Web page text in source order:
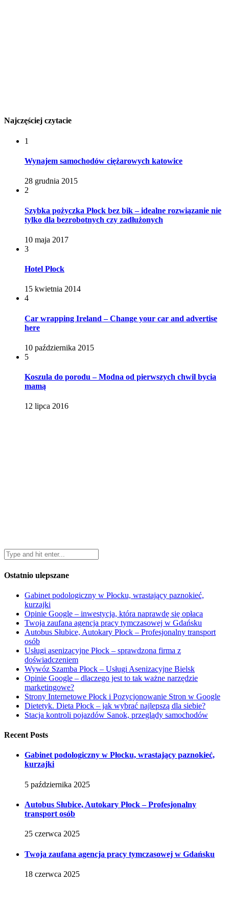
Najczęściej czytacie
1
Wynajem samochodów ciężarowych katowice
28 grudnia 2015
2
Szybka pożyczka Płock bez bik – idealne rozwiązanie nie
tylko dla bezrobotnych czy zadłużonych
10 maja 2017
3
Hotel Płock
15 kwietnia 2014
4
Car wrapping Ireland – Change your car and advertise
here
10 października 2015
5
Koszula do porodu – Modna od pierwszych chwil bycia
mamą
12 lipca 2016
Ostatnio ulepszane
Gabinet podologiczny w Płocku, wrastający paznokieć,
kurzajki
Opinie Google – inwestycja, która naprawdę się opłaca
Twoja zaufana agencja pracy tymczasowej w Gdańsku
Autobus Słubice, Autokary Płock – Profesjonalny transport
osób
Usługi asenizacyjne Płock – sprawdzona firma z
doświadczeniem
Wywóz Szamba Płock – Usługi Asenizacyjne Bielsk
Opinie Google – dlaczego jest to tak ważne narzędzie
marketingowe?
Strony Internetowe Płock i Pozycjonowanie Stron w Google
Dietetyk. Dieta Płock – jak wybrać najlepszą dla siebie?
Stacja kontroli pojazdów Sanok, przeglądy samochodów
Recent Posts
Gabinet podologiczny w Płocku, wrastający paznokieć,
kurzajki
5 października 2025
Autobus Słubice, Autokary Płock – Profesjonalny
transport osób
25 czerwca 2025
Twoja zaufana agencja pracy tymczasowej w Gdańsku
18 czerwca 2025